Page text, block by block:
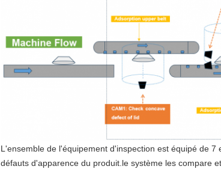
L'ensemble de l'équipement d'inspection est équipé de
défauts d'apparence du produit.le système les compare